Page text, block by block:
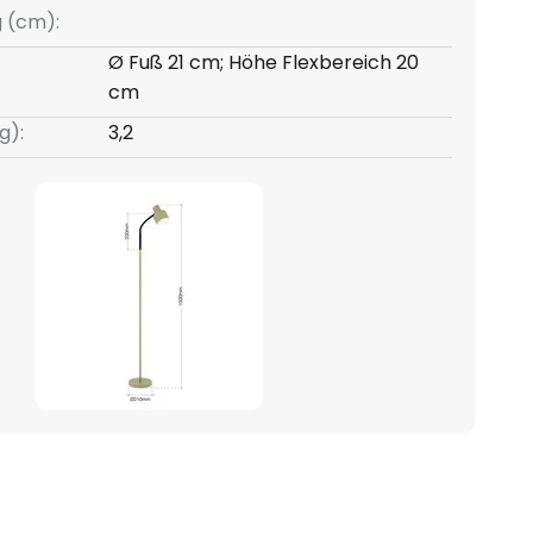
(cm):
Ø Fuß 21 cm; Höhe Flexbereich 20
cm
3,2